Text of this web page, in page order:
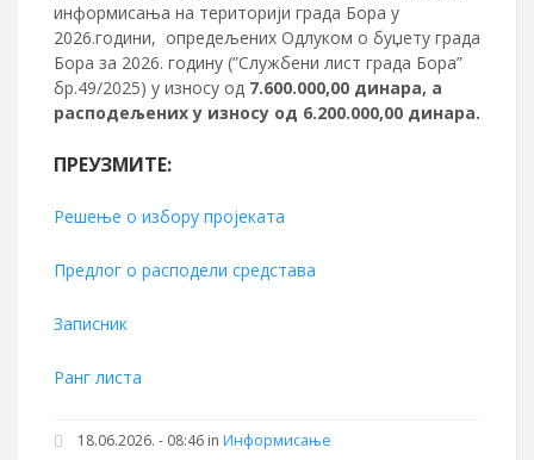
информисања на територији града Бора у
2026.години, опредељених Одлуком о буџету града
Бора за 2026. годину (”Службени лист града Бора”
бр.49/2025) у износу од 7.600.000,00 динара, а
расподељених у износу од 6.200.000,00 динара.
ПРЕУЗМИТЕ:
Решење о избору пројеката
Предлог о расподели средстава
Записник
Ранг листа
18.06.2026. - 08:46 in Информисање